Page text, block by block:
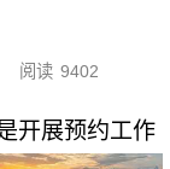
阅读 9402
开展预约工作